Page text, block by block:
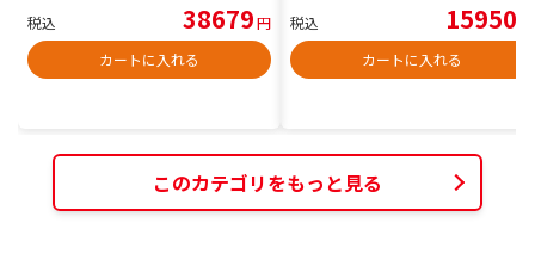
税込 38679円
カートに入れる
税込 15950
カートに入れる
このカテゴリをもっと見る